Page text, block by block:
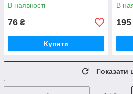
В наявності
76 ₴
Купити
В
195
Показати